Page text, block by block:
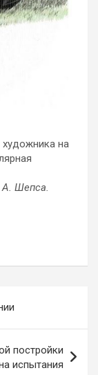
художника на
А. Шепса.
постройки
испытания